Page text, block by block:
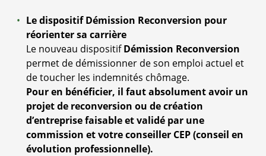
Le dispositif Démission Reconversion pour
réorienter sa carrière
Le nouveau dispositifDémission Reconversion
permet de démissionner de son emploi actuel et
de toucher les indemnités chômage.
Pour en bénéficier, il faut absolument avoir un
projet de reconversion ou de création
d’entreprise faisable et validé par une
commission et votre conseiller CEP (conseil en
évolution professionnelle).